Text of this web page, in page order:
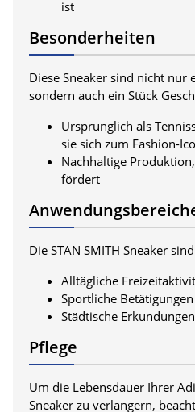
ist
Besonderheiten
Diese Sneaker sind nicht nur
sondern auch ein Stück
Ursprünglich als
sie sich zum Fashion-
Nachhaltige
fördert
Die STAN SMITH Sneaker
Alltägliche
Sportliche
Städtische
Pflege
Um die Lebensdauer Ihrer
Sneaker zu verlängern,